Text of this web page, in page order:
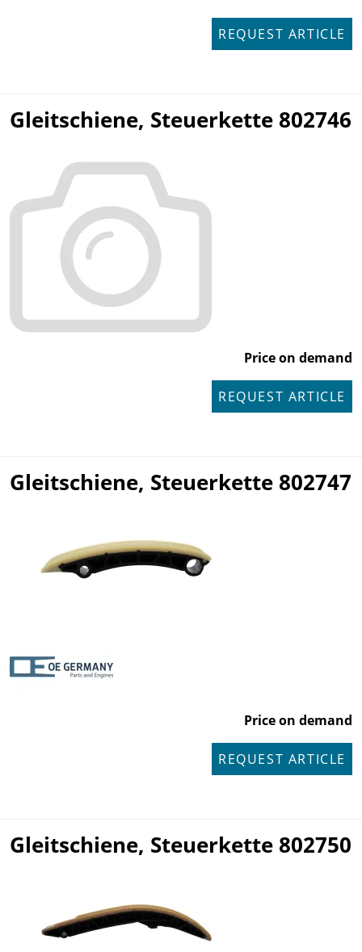
REQUEST ARTICLE
Gleitschiene, Steuerkette 802746
Price on demand
REQUEST ARTICLE
Gleitschiene, Steuerkette 802747
Price on demand
REQUEST ARTICLE
Gleitschiene, Steuerkette 802750